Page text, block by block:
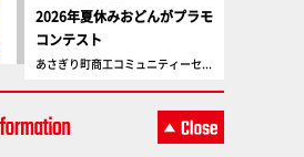
2026年夏休みおどんがプラモ
コンテスト
あさぎり町商工コミュニティーセ...